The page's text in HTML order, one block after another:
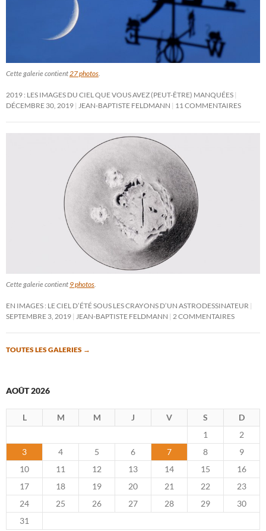
Cette galerie contient 27 photos
2019 : LES IMAGES DU CIEL QUE VOUS AVEZ (PEUT-ÊTRE) MANQUÉES
DÉCEMBRE 30, 2019
JEAN-BAPTISTE FELDMANN 11 COMMENTAIRES
Cette galerie contient 9 photos
EN IMAGES : LE CIEL D’ÉTÉ SOUS LES CRAYONS D’UN ASTRODESSINATEUR
SEPTEMBRE 3, 2019
JEAN-BAPTISTE FELDMANN 2 COMMENTAIRES
TOUTES LES GALERIES →
AOÛT 2026
L M M J V S
D
1
2
3
4 5 6 7 8
9
10
11 12 13 14 15
16
17
18 19 20 21 22
23
24
25 26 27 28 29
30
31